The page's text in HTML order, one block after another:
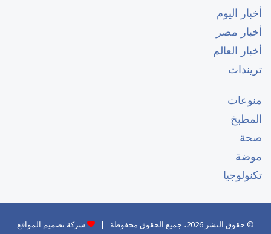
أخبار اليوم
أخبار مصر
أخبار العالم
تريندات
منوعات
المطبخ
صحة
موضة
تكنولوجيا
© حقوق النشر 2026، جميع الحقوق محفوظة | شركة تصميم المواقع